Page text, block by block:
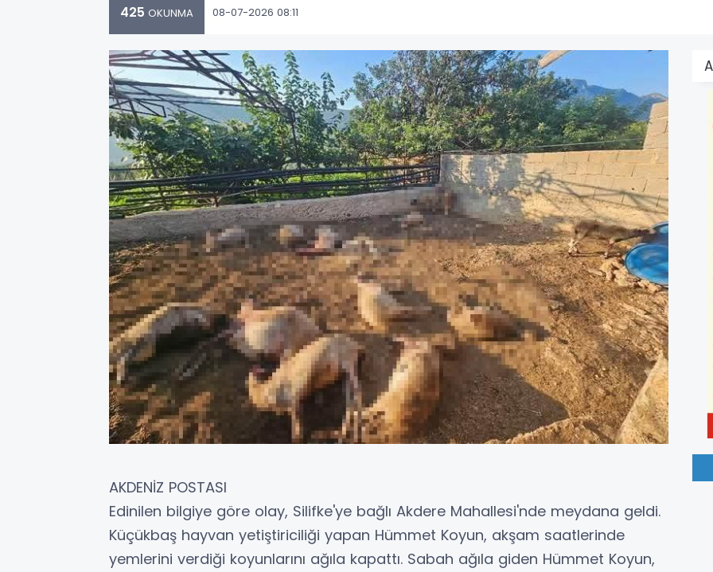
425 OKUNMA 08-07-2026 08:11
AKDENİZ POSTASI
Edinilen bilgiye göre olay, Silifke'ye bağlı Akdere Mahallesi'nde meydana geldi.
Küçükbaş hayvan yetiştiriciliği yapan Hümmet Koyun, akşam saatlerinde
yemlerini verdiği koyunlarını ağıla kapattı. Sabah ağıla giden Hümmet Koyun,